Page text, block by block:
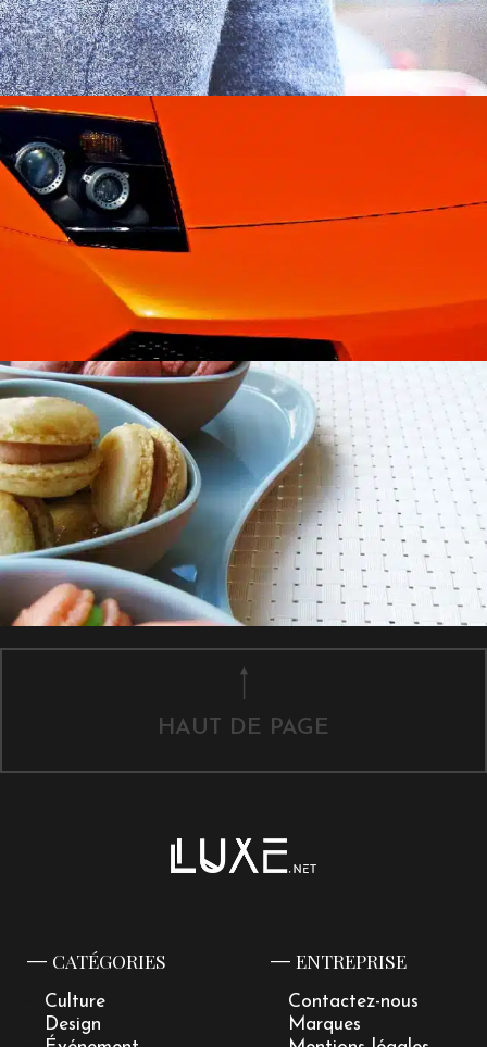
HAUT DE PAGE
CATÉGORIES
Culture
Design
ENTREPRISE
Contactez-nous
Marques